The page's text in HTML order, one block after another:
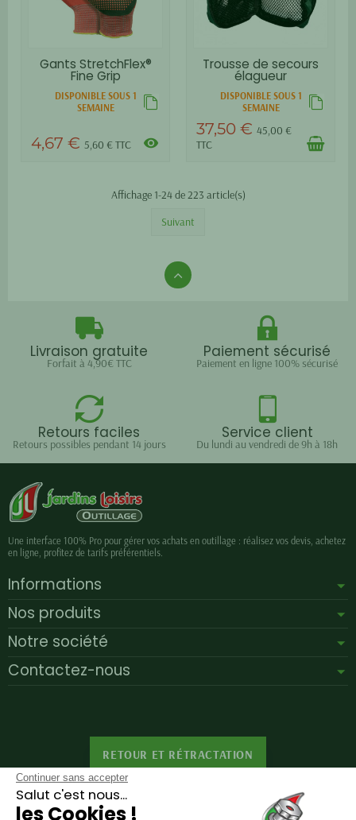
Continuer sans accepter
Salut c'est nous...
les Cookies !
Gants StretchFlex®
Fine Grip
DISPONIBLE SOUS 1
SEMAINE
4,67 € 5,60 € TTC visibility
Trousse de secours
élagueur
DISPONIBLE SOUS 1
SEMAINE
37,50 € 45,00 €
TTC
Affichage 1-24 de 223 article(s)
Suivant
Livraison gratuite
Forfait à 4,90€ TTC
Paiement sécurisé
Paiement en ligne 100% sécurisé
Retours faciles
Retours possibles pendant 14 jours
Service client
Du lundi au vendredi de 9h à 18h
Une interface 100% Pro pour gérer vos achats en outillage : réalisez vos devis, achetez
en ligne, profitez de tarifs préférentiels.
Informations
Nos produits
Notre société
Contactez-nous
RETOUR ET RÉTRACTATION